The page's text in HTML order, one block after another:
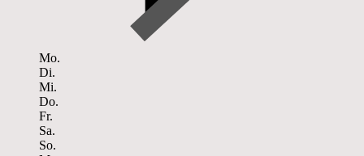
Mo.
Di.
Mi.
Do.
Fr.
Sa.
So.